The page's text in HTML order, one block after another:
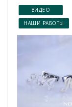
ВИДЕО
НАШИ РАБОТЫ